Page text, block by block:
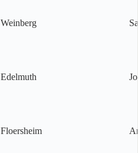
Weinberg
Edelmuth
Floersheim